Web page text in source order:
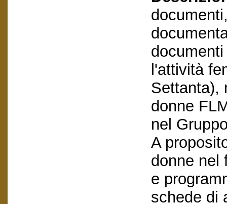
l'attività
Settanta),
donne
nel
A
donne nel
e
schede di